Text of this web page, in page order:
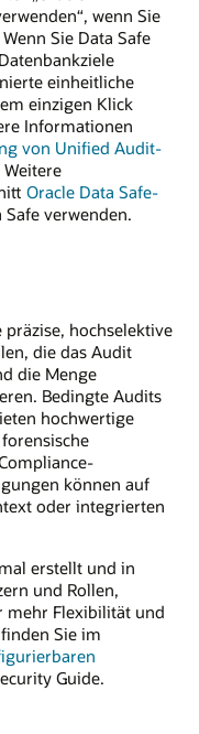
wenn Sie
Sie Data Safe
einheitliche
einzigen Klick
Informationen
von Unified Audit-
Oracle Data Safe-
Safe verwenden.
hochselektive
die das Audit
die Menge
Bedingte Audits
hochwertige
können auf
oder integrierten
erstellt und in
und Rollen,
mehr Flexibilität und
Sie im
Guide.